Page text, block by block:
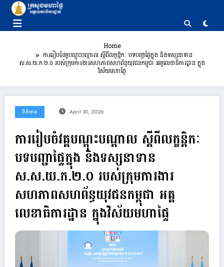
content
Home
ការរៀបចំវគ្គបណ្តុះបណ្តាល ស្តីពីលក្ខន្តិកៈ បទបញ្ជាផ្ទៃក្នុង និងទស្សនាទាន
ស.ស.យ.ក.២.០ របស់ក្រុមការងារសហភាពសហព័ន្ធយុវជនកម្ពុជា អគ្គលេខាធិការដ្ឋាន ក្នុង
វិស័យមហាផ្ទៃ
ព័ត៌មាន April 30, 2026
ការរៀបចំវគ្គបណ្តុះបណ្តាល ស្តីពីលក្ខន្តិកៈ
បទបញ្ជាផ្ទៃក្នុង និងទស្សនាទាន
ស.ស.យ.ក.២.០ របស់ក្រុមការងារ
សហភាពសហព័ន្ធយុវជនកម្ពុជា អគ្គ
លេខាធិការដ្ឋាន ក្នុងវិស័យមហាផ្ទៃ